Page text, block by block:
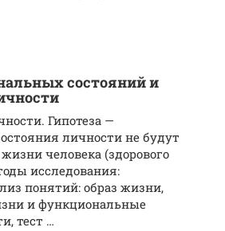
состояний и
Гипотеза —
личности не будут
человека (здорового
исследования:
понятий: образ жизни,
и функциональные
тест …